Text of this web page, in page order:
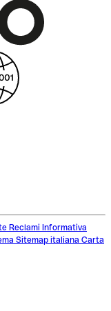
Reclami Informativa
Sitemap italiana Carta